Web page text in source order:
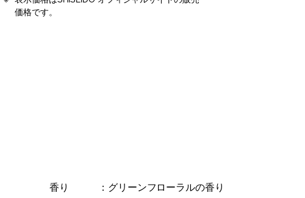
価格です。
香り
：グリーンフローラルの香り